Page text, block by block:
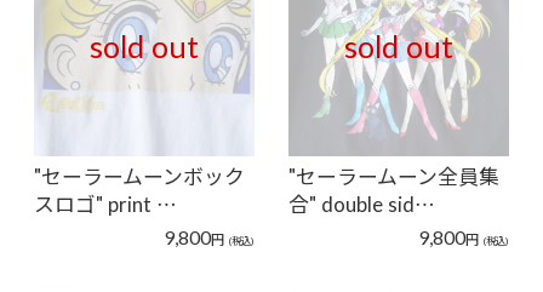
sold out
"セーラームーンボック
スロゴ" print …
9,800円 (税込)
sold out
"セーラームーン全員集
合" double sid…
9,800円 (税込)